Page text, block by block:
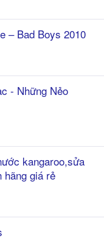
– Bad Boys 2010
- Những Nẻo
kangaroo,sửa
hãng giá rẻ